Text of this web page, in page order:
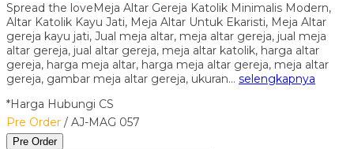
Spread the loveMeja Altar Gereja Katolik Minimalis Modern,
Altar Katolik Kayu Jati, Meja Altar Untuk Ekaristi, Meja Altar
gereja kayu jati, Jual meja altar, meja altar gereja, jual meja
altar gereja, jual altar gereja, meja altar katolik, harga altar
gereja, harga meja altar, harga meja altar gereja, meja altar
gereja, gambar meja altar gereja, ukuran… selengkapnya
*Harga Hubungi CS
Pre Order / AJ-MAG 057
Pre Order